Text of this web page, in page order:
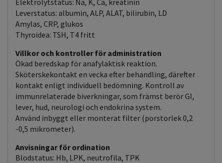
Elektrolytstatus: Na, K, Ca, kreatinin
Leverstatus: albumin, ALP, ALAT, bilirubin, LD
Amylas, CRP, glukos
Thyroidea: TSH, T4 fritt
Villkor och kontroller för administration
Ökad beredskap för anafylaktisk reaktion.
Sköterskekontakt en vecka efter behandling, därefter
kontakt enligt individuell bedömning. Kontroll av
immunrelaterade biverkningar, som främst berör GI,
lever, hud, neurologi och endokrina system.
Använd inbyggt eller monterat filter (porstorlek 0,2
-0,5 mikrometer).
Anvisningar för ordination
Blodstatus: Hb, LPK, neutrofila, TPK